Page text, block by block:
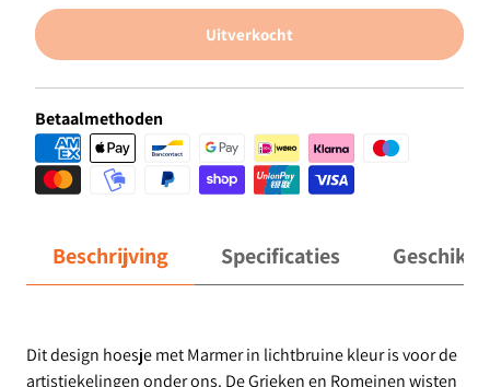
Uitverkocht
Betaalmethoden
Beschrijving Specificaties Geschikt
Dit design hoesje met Marmer in lichtbruine kleur is voor de
artistiekelingen onder ons. De Grieken en Romeinen wisten